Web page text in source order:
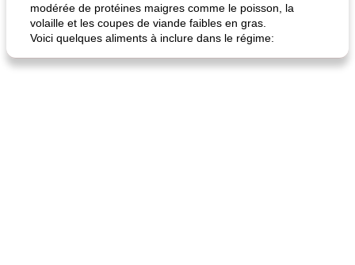
quinoa petit déjeuner méditerranéen
modérée de protéines maigres comme le poisson, la
volaille et les coupes de viande faibles en gras.
Voici quelques aliments à inclure dans le régime: